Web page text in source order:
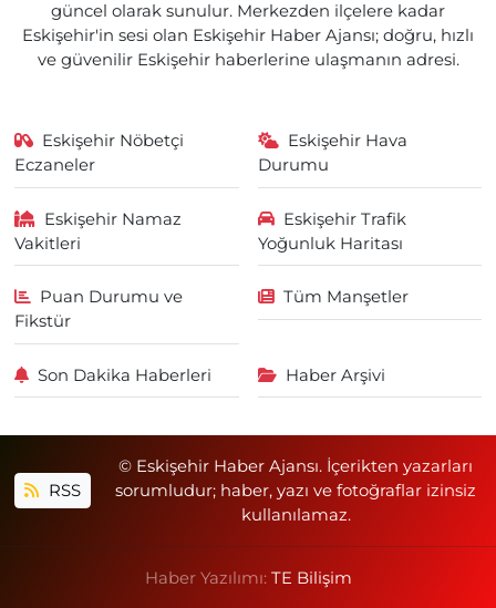
güncel olarak sunulur. Merkezden ilçelere kadar
Eskişehir'in sesi olan Eskişehir Haber Ajansı; doğru, hızlı
ve güvenilir Eskişehir haberlerine ulaşmanın adresi.
Eskişehir Nöbetçi
Eczaneler
Eskişehir Hava
Durumu
Eskişehir Namaz
Vakitleri
Eskişehir Trafik
Yoğunluk Haritası
Puan Durumu ve
Fikstür
Tüm Manşetler
Son Dakika Haberleri Haber Arşivi
RSS
© Eskişehir Haber Ajansı. İçerikten yazarları
sorumludur; haber, yazı ve fotoğraflar izinsiz
kullanılamaz.
Haber Yazılımı: TE Bilişim